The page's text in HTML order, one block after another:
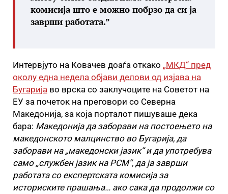
комисија што е можно побрзо да си ја
заврши работата.”
Интервјуто на Ковачев доаѓа откако „МКД“ пред
околу една недела објави делови од изјава на
Бугарија во врска со заклучоците на Советот на
ЕУ за почеток на преговори со Северна
Македонија, за која порталот пишуваше дека
бара: Македонија да заборави на постоењето на
македонското малцинство во Бугарија, да
заборави на „македoнски јазик“ и да употребува
само „службен јазик на РСМ“, да ја заврши
работата со експертската комисија за
историските прашања… ако сака да продолжи со